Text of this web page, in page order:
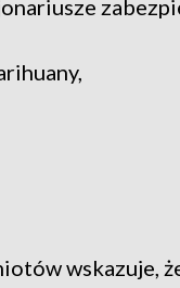
wskazuje,